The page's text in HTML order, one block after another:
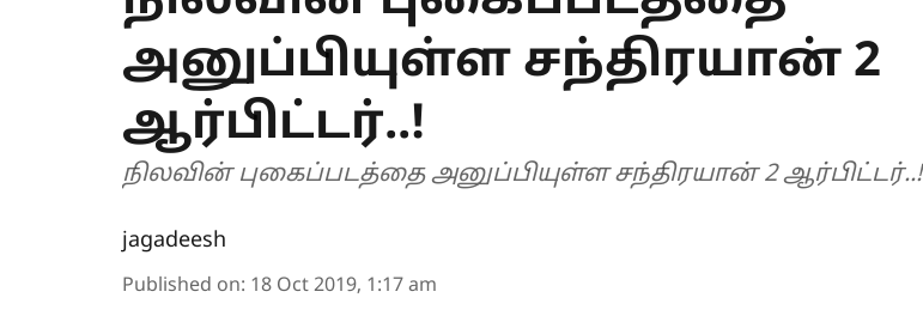
அனுப்பியுள்ள சந்திரயான் 2
ஆர்பிட்டர்..!
நிலவின் புகைப்படத்தை அனுப்பியுள்ள சந்திரயான் 2 ஆர்பிட்டர்..!
jagadeesh
Published on: 18 Oct 2019, 1:17 am